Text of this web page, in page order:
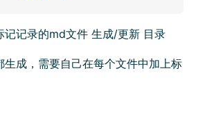
记记录的md文件 生成/更新 目录
生成，需要自己在每个文件中加上标